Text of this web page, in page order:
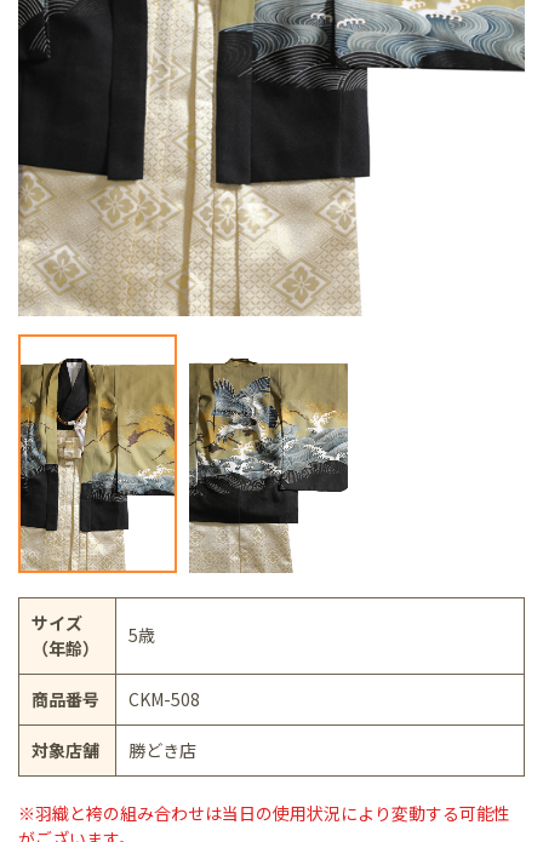
サイズ
（年齢）
5歳
商品番号 CKM-508
対象店舗 勝どき店
※羽織と袴の組み合わせは当日の使用状況により変動する可能性